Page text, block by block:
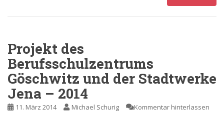
Projekt des
Berufsschulzentrums
Göschwitz und der Stadtwerke
Jena – 2014
11. März 2014 Michael Schurig Kommentar hinterlassen